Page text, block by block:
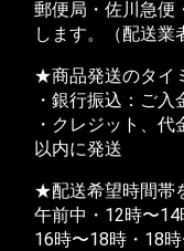
郵便局・佐川急便
します。（配送業
★商品発送のタイ
・銀行振込：ご
・クレジット、
以内に発送
★配送希望時間帯
午前中・12時〜
16時〜18時・18